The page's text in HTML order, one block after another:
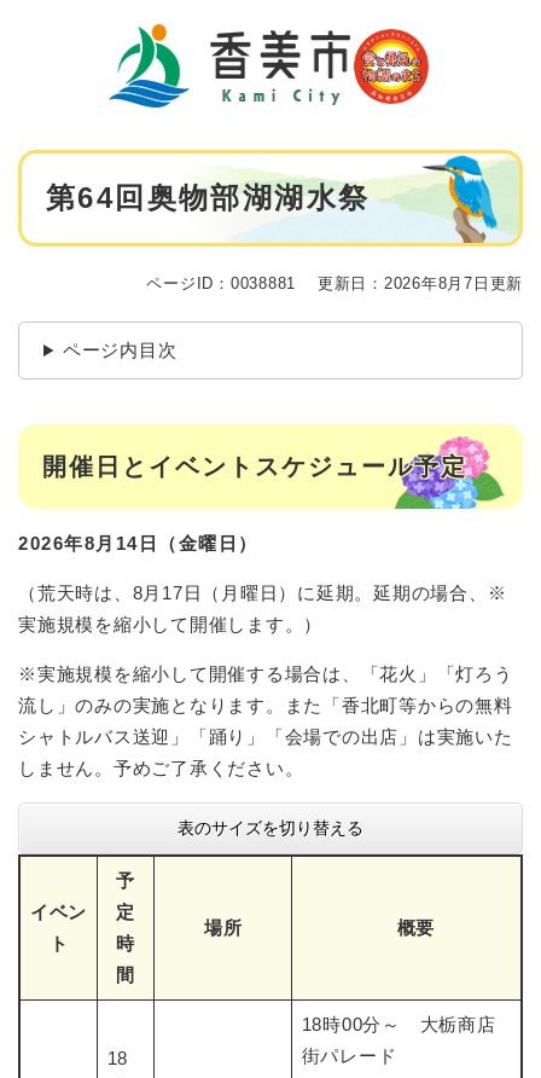
本
第64回奥物部湖湖水祭
ページID：0038881 更新日：2026年8月7日更新
ページ内目次
開催日とイベントスケジュール予定
2026年8月14日（金曜日）
（荒天時は、8月17日（月曜日）に延期。延期の場合、※
実施規模を縮小して開催します。）
※実施規模を縮小して開催する場合は、「花火」「灯ろう
流し」のみの実施となります。また「香北町等からの無料
シャトルバス送迎」「踊り」「会場での出店」は実施いた
しません。予めご了承ください。
表のサイズを切り替える
イベン
ト
予
定
時
間
場所 概要
18
18時00分～ 大栃商店
街パレード